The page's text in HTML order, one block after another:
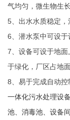
气均匀，微生物生
5、出水水质稳定，
6、潜水泵中可设于
7、设备可设于地
于绿化，厂区占地
8、易于完成自动
一体化污水处理设
池、消毒池、设备